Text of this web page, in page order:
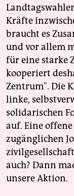
Kräfte
braucht es
und vor allem
für eine starke
kooperiert
Zentrum". Die
linke,
solidarischen
auf. Eine
zugänglichen
auch? Dann
unsere Aktion.